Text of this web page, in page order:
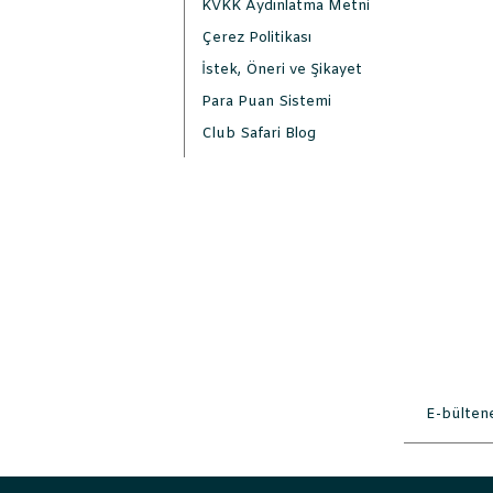
KVKK Aydınlatma Metni
Çerez Politikası
İstek, Öneri ve Şikayet
Para Puan Sistemi
Club Safari Blog